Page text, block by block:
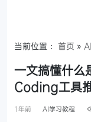
当前位置： 首页 »
一文搞懂什
Coding工具
1年前 AI学习教程